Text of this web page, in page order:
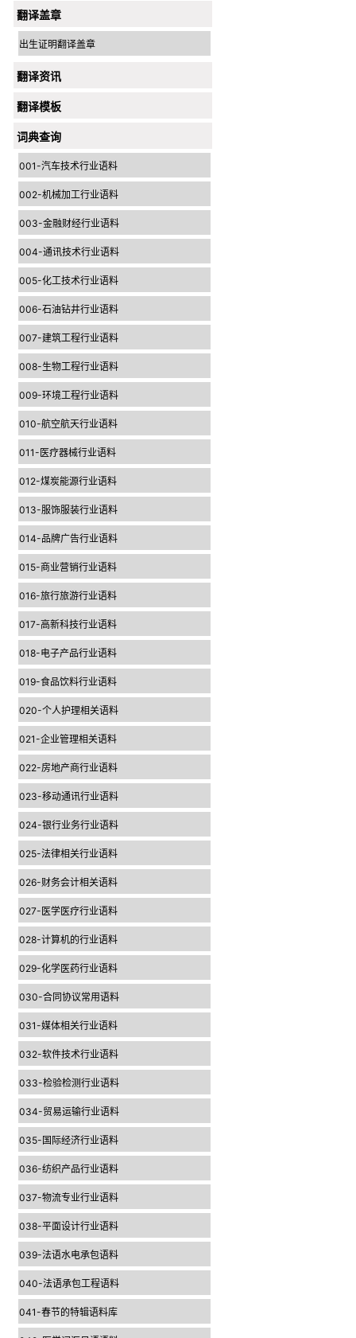
翻译盖章
出生证明翻译盖章
翻译资讯
翻译模板
词典查询
001-汽车技术行业语料
002-机械加工行业语料
003-金融财经行业语料
004-通讯技术行业语料
005-化工技术行业语料
006-石油钻井行业语料
007-建筑工程行业语料
008-生物工程行业语料
009-环境工程行业语料
010-航空航天行业语料
011-医疗器械行业语料
012-煤炭能源行业语料
013-服饰服装行业语料
014-品牌广告行业语料
015-商业营销行业语料
016-旅行旅游行业语料
017-高新科技行业语料
018-电子产品行业语料
019-食品饮料行业语料
020-个人护理相关语料
021-企业管理相关语料
022-房地产商行业语料
023-移动通讯行业语料
024-银行业务行业语料
025-法律相关行业语料
026-财务会计相关语料
027-医学医疗行业语料
028-计算机的行业语料
029-化学医药行业语料
030-合同协议常用语料
031-媒体相关行业语料
032-软件技术行业语料
033-检验检测行业语料
034-贸易运输行业语料
035-国际经济行业语料
036-纺织产品行业语料
037-物流专业行业语料
038-平面设计行业语料
039-法语水电承包语料
040-法语承包工程语料
041-春节的特辑语料库